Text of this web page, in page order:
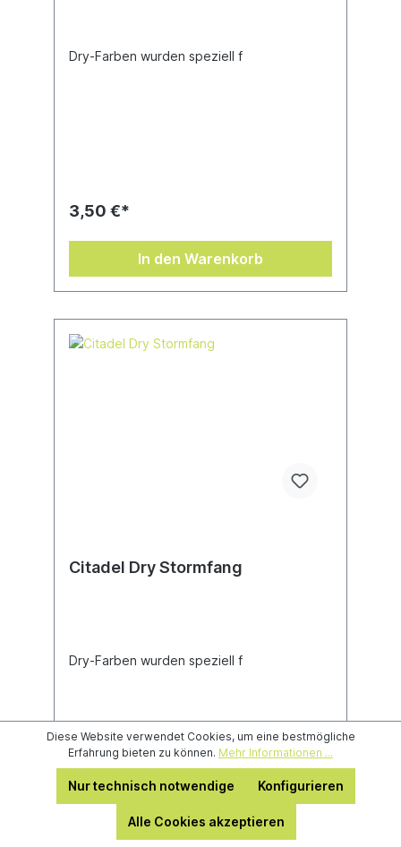
Dry-Farben wurden speziell f
3,50 €*
In den Warenkorb
Citadel Dry Stormfang
Dry-Farben wurden speziell f
Diese Website verwendet Cookies, um eine bestmögliche
Erfahrung bieten zu können. Mehr Informationen ...
Nur technisch notwendige Konfigurieren
Alle Cookies akzeptieren